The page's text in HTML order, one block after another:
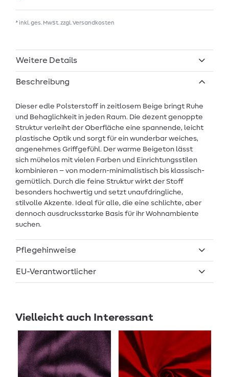
* inkl. ges. MwSt. zzgl. Versandkosten
Weitere Details
Beschreibung
Dieser edle Polsterstoff in zeitlosem Beige bringt Ruhe
und Behaglichkeit in jeden Raum. Die dezent genoppte
Struktur verleiht der Oberfläche eine spannende, leicht
plastische Optik und sorgt für ein wunderbar weiches,
angenehmes Griffgefühl. Der warme Beigeton lässt
sich mühelos mit vielen Farben und Einrichtungsstilen
kombinieren – von modern-minimalistisch bis klassisch-
gemütlich. Durch die feine Struktur wirkt der Stoff
besonders hochwertig und setzt unaufdringliche,
stilvolle Akzente. Ideal für alle, die eine schlichte, aber
dennoch ausdrucksstarke Basis für ihr Wohnambiente
suchen.
Pflegehinweise
EU-Verantwortlicher
Vielleicht auch Interessant